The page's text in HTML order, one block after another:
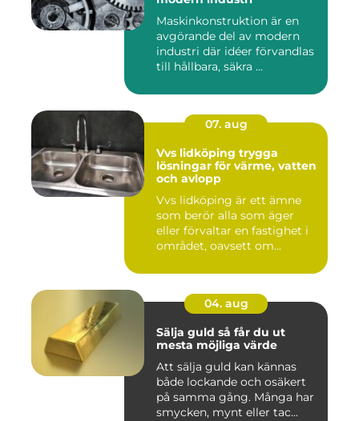
Maskinkonstruktion är en
avgörande del av modern
industri där idéer förvandlas
till hållbara, säkra ...
07. aug
Vvs lidköping trygga
lösningar för värme, vatten
och avlopp
Vvs lidköping är ett ämne
som berör alla som äger
eller förvaltar en fastighet i
området, oavsett om...
04. aug
Sälja guld så får du ut
mesta möjliga värde
Att sälja guld kan kännas
både lockande och osäkert
på samma gång. Många har
smycken, mynt eller tac...